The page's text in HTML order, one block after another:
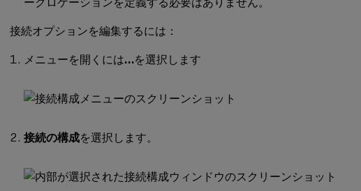
接続オプションを編集するには：
メニューを開くには…を選択します
接続の構成を選択します。